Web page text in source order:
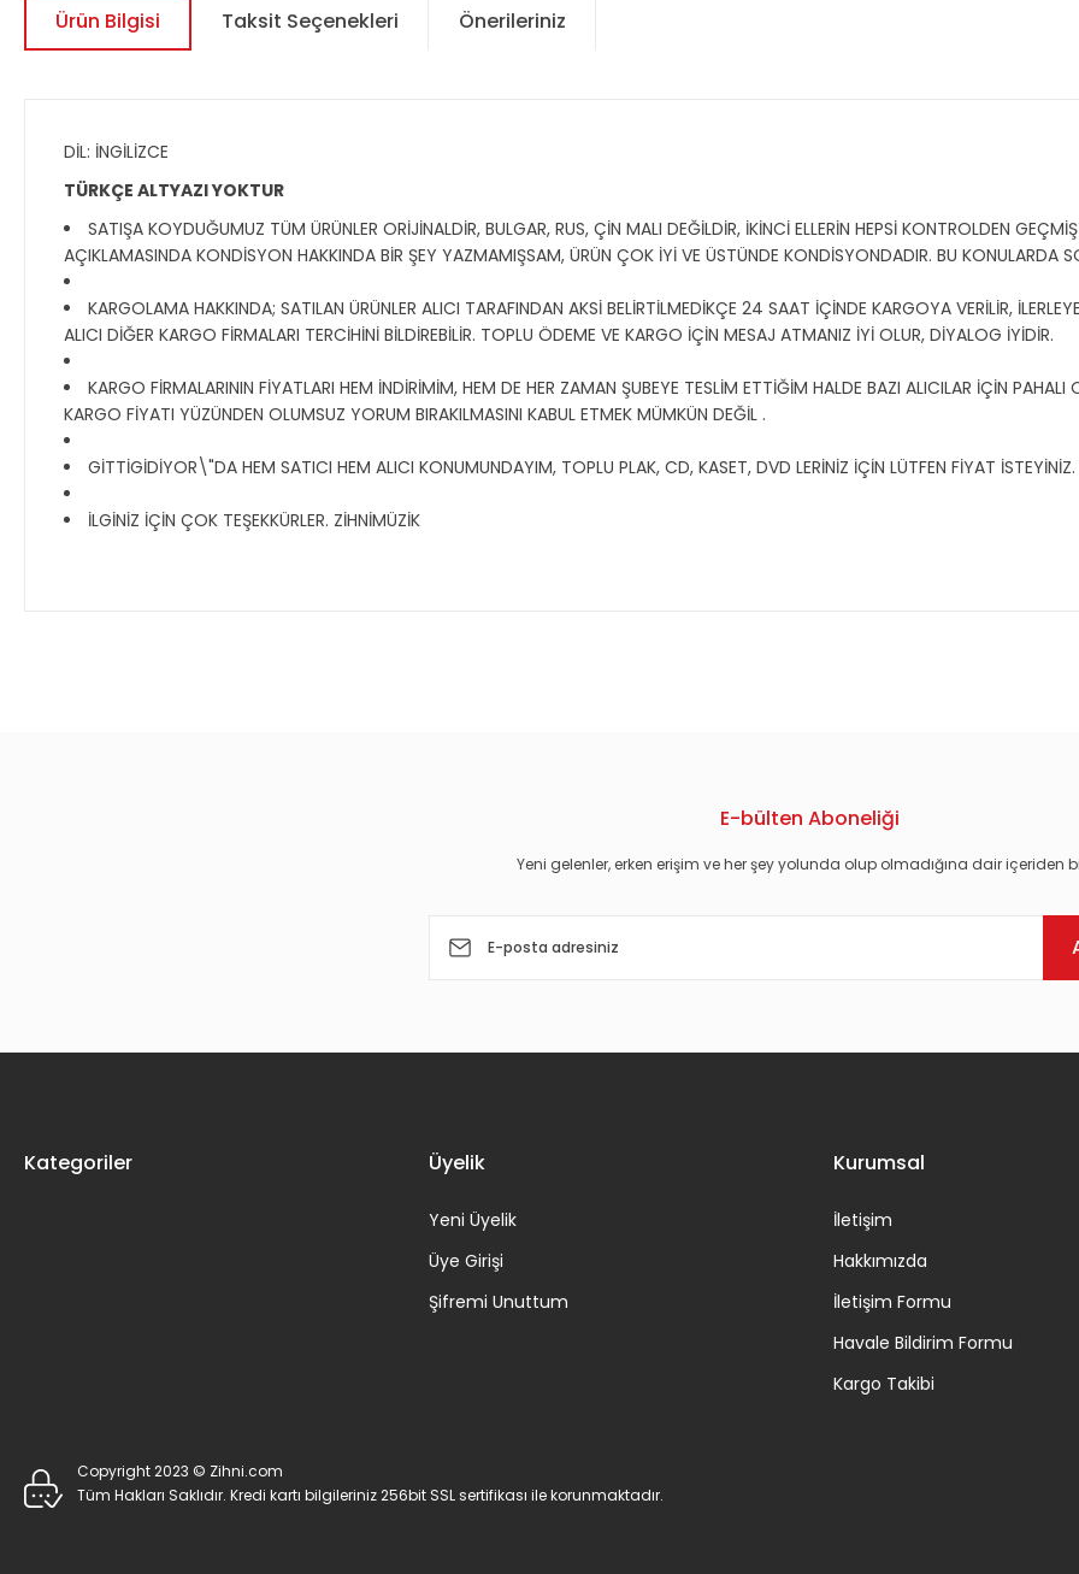
Ürün Bilgisi Taksit Seçenekleri Önerileriniz
DİL: İNGİLİZCE
TÜRKÇE ALTYAZI YOKTUR
SATIŞA KOYDUĞUMUZ TÜM ÜRÜNLER ORİJİNALDİR, BULGAR, RUS, ÇİN MALI DEĞİLDİR, İKİNCİ ELLERİN HEPSİ KONTROLDEN
AÇIKLAMASINDA KONDİSYON HAKKINDA BİR ŞEY YAZMAMIŞSAM, ÜRÜN ÇOK İYİ VE ÜSTÜNDE KONDİSYONDADIR. BU KONULARDA
KARGOLAMA HAKKINDA; SATILAN ÜRÜNLER ALICI TARAFINDAN AKSİ BELİRTİLMEDİKÇE 24 SAAT İÇİNDE KARGOYA VERİLİR,
ALICI DİĞER KARGO FİRMALARI TERCİHİNİ BİLDİREBİLİR. TOPLU ÖDEME VE KARGO İÇİN MESAJ ATMANIZ İYİ OLUR, DİYALOG İYİDİR.
KARGO FİRMALARININ FİYATLARI HEM İNDİRİMİM, HEM DE HER ZAMAN ŞUBEYE TESLİM ETTİĞİM HALDE BAZI ALICILAR İÇİN
KARGO FİYATI YÜZÜNDEN OLUMSUZ YORUM BIRAKILMASINI KABUL ETMEK MÜMKÜN DEĞİL .
GİTTİGİDİYOR\"DA HEM SATICI HEM ALICI KONUMUNDAYIM, TOPLU PLAK, CD, KASET, DVD LERİNİZ İÇİN LÜTFEN FİYAT İSTEYİNİZ.
İLGİNİZ İÇİN ÇOK TEŞEKKÜRLER. ZİHNİMÜZİK
E-bülten Aboneliği
Yeni gelenler, erken erişim ve her şey yolunda olup olmadığına dair içeriden
Kategoriler Üyelik
Yeni Üyelik
Üye Girişi
Şifremi Unuttum
Kurumsal
İletişim
Hakkımızda
İletişim Formu
Havale Bildirim Formu
Kargo Takibi
Copyright 2023 © Zihni.com
Tüm Hakları Saklıdır. Kredi kartı bilgileriniz 256bit SSL sertifikası ile korunmaktadır.